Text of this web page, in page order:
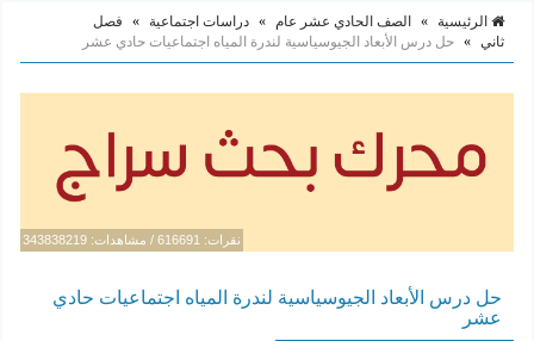
الرئيسية » الصف الحادي عشر عام » دراسات اجتماعية »
فصل
ثاني » حل درس الأبعاد الجيوسياسية لندرة المياه اجتماعيات حادي عشر
نقرات: 616691 / مشاهدات: 343838219
حل درس الأبعاد الجيوسياسية لندرة المياه اجتماعيات حادي
عشر